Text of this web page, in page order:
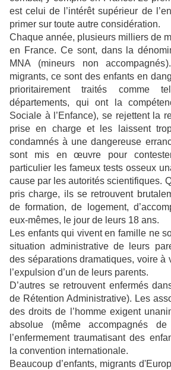
est celui de l’intérêt supérieur de
primer sur toute autre considération.
Chaque année, plusieurs milliers de
en France. Ce sont, dans la
MNA (mineurs non
migrants, ce sont des enfants en
prioritairement traités comme
départements, qui ont la
Sociale à l’Enfance), se rejettent la
prise en charge et les laissent
condamnés à une dangereuse
sont mis en œuvre pour
particulier les fameux tests osseux
cause par les autorités scientifiques.
pris charge, ils se retrouvent
de formation, de logement,
eux-mêmes, le jour de leurs 18 ans.
Les enfants qui vivent en famille ne
situation administrative de leurs
des séparations dramatiques, voire à
l’expulsion d’un de leurs parents.
D’autres se retrouvent enfermés
de Rétention Administrative). Les
des droits de l’homme exigent
absolue (même accompagnés
l’enfermement traumatisant des
la convention internationale.
Beaucoup d’enfants, migrants